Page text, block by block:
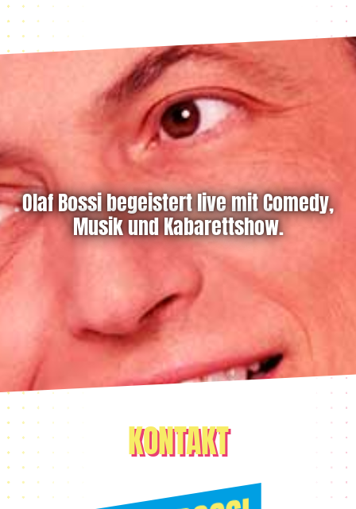
Olaf Bossi begeistert live mit Comedy,
Musik und Kabarettshow.
KONTAKT